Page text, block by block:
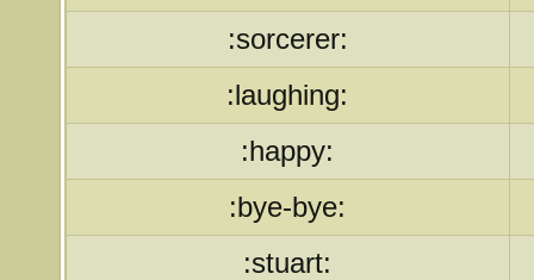
:sorcerer:
:laughing:
:happy:
:bye-bye:
:stuart: